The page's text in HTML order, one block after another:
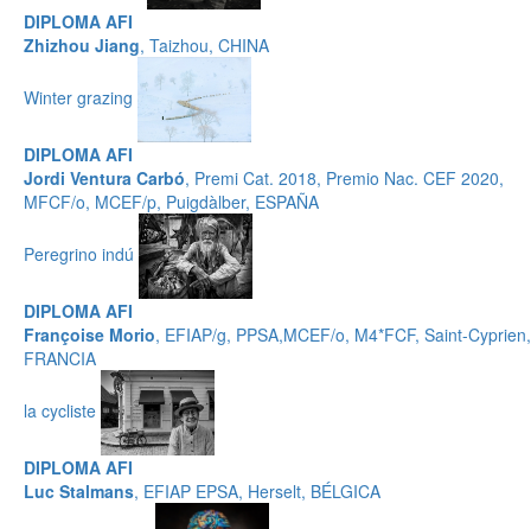
DIPLOMA AFI
Zhizhou Jiang, Taizhou, CHINA
Winter grazing
DIPLOMA AFI
Jordi Ventura Carbó, Premi Cat. 2018, Premio Nac. CEF 2020,
MFCF/o, MCEF/p, Puigdàlber, ESPAÑA
Peregrino indú
DIPLOMA AFI
Françoise Morio, EFIAP/g, PPSA,MCEF/o, M4*FCF, Saint-Cyprien,
FRANCIA
la cycliste
DIPLOMA AFI
Luc Stalmans, EFIAP EPSA, Herselt, BÉLGICA